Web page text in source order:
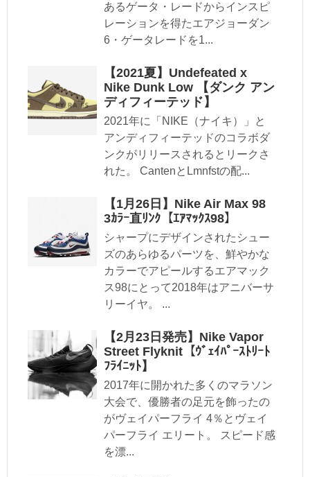
あるゲータ・レードからインスピ
レーションを得たエアジョーダン
6・ゲータレードを1...
【2021夏】Undefeated x
Nike Dunk Low 【ダンク アン
ディフィーテッド】
2021年に「NIKE（ナイキ）」と
アンディフィーテッドのコラボダ
ンクがリリースされるとリークさ
れた。 CantenとLmnfstの配...
【1月26日】Nike Air Max 98
3ｶﾗｰ直ﾘﾝｸ【ｴｱﾏｯｸｽ98】
シャープにデザインされたシュー
ズのあらゆるパーツを、鮮やかな
カラーでアピールするエアマック
ス98にとって2018年はアニバーサ
リーイヤ。 ...
【2月23日発売】Nike Vapor
Street Flyknit【ｳﾞｪｲﾊﾟｰｽﾄﾘｰﾄ
ﾌﾗｲﾆｯﾄ】
2017年に開かれた多くのマラソン
大会で、優勝者の足元を飾ったの
がヴェイパーフライ 4％とヴェイ
パーフライ エリート。 スピード感
を漂...